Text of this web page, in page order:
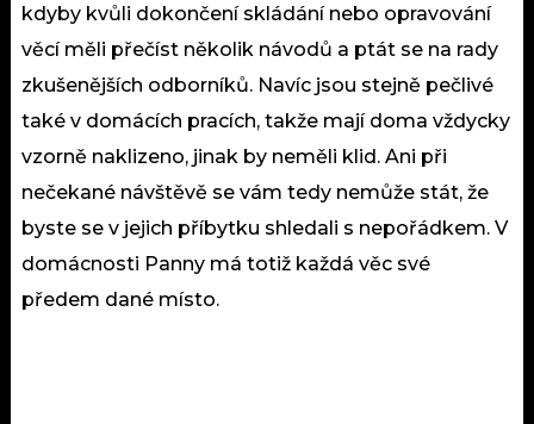
kdyby kvůli dokončení skládání nebo opravování
věcí měli přečíst několik návodů a ptát se na rady
zkušenějších odborníků. Navíc jsou stejně pečlivé
také v domácích pracích, takže mají doma vždycky
vzorně naklizeno, jinak by neměli klid. Ani při
nečekané návštěvě se vám tedy nemůže stát, že
byste se v jejich příbytku shledali s nepořádkem. V
domácnosti Panny má totiž každá věc své
předem dané místo.